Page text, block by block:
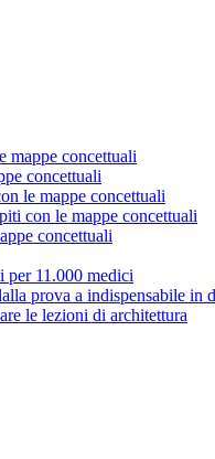
mappe concettuali
concettuali
le mappe concettuali
con le mappe concettuali
concettuali
per 11.000 medici
prova a indispensabile in
le lezioni di architettura